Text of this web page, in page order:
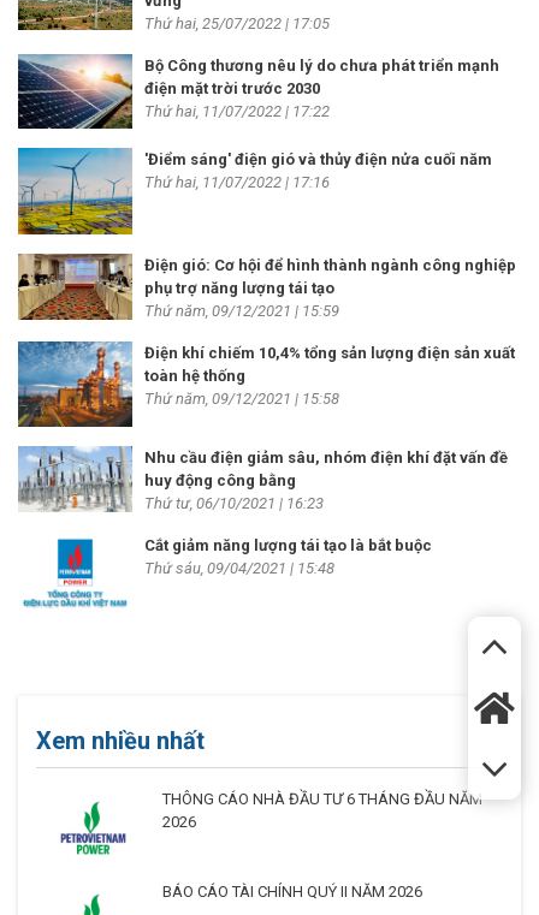
Thứ hai, 25/07/2022 | 17:05
Bộ Công thương nêu lý do chưa phát triển mạnh
điện mặt trời trước 2030
Thứ hai, 11/07/2022 | 17:22
'Điểm sáng' điện gió và thủy điện nửa cuối năm
Thứ hai, 11/07/2022 | 17:16
Điện gió: Cơ hội để hình thành ngành công nghiệp
phụ trợ năng lượng tái tạo
Thứ năm, 09/12/2021 | 15:59
Điện khí chiếm 10,4% tổng sản lượng điện sản xuất
toàn hệ thống
Thứ năm, 09/12/2021 | 15:58
Nhu cầu điện giảm sâu, nhóm điện khí đặt vấn đề
huy động công bằng
Thứ tư, 06/10/2021 | 16:23
Cắt giảm năng lượng tái tạo là bắt buộc
Thứ sáu, 09/04/2021 | 15:48
Xem nhiều nhất
THÔNG CÁO NHÀ ĐẦU TƯ 6 THÁNG ĐẦU NĂM
2026
BÁO CÁO TÀI CHÍNH QUÝ II NĂM 2026